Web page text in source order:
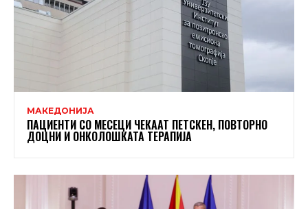
МАКЕДОНИЈА
ПАЦИЕНТИ СО МЕСЕЦИ ЧЕКААТ ПЕТСКЕН, ПОВТОРНО
ДОЦНИ И ОНКОЛОШКАТА ТЕРАПИЈА